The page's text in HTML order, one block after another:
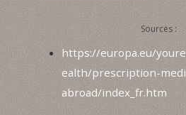
Sources :
https://europa.eu/
ealth/prescription-
abroad/index_fr.htm